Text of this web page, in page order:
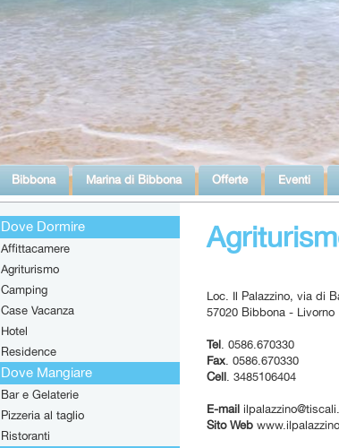
Bibbona Marina di Bibbona Offerte Eventi
Dove Dormire
Affittacamere
Agriturismo
Camping
Case Vacanza
Hotel
Residence
Dove Mangiare
Bar e Gelaterie
Pizzeria al taglio
Ristoranti
Loc. Il Palazzino, via di
57020 Bibbona - Livorno
Tel . 0586.670330
Fax . 0586.670330
Cell . 3485106404
E-mail
Sito Web